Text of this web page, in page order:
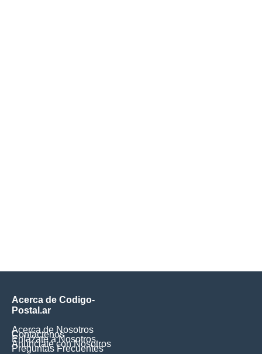
Acerca de Codigo-
Postal.ar
Acerca de Nosotros
Contáctenos
Enlázate a Nosotros
Anúnciate con Nosotros
Preguntas Frecuentes